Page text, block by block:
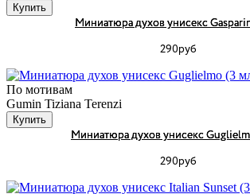
Купить
Миниатюра духов унисекс
290руб
По мотивам
Gumin Tiziana Terenzi
Купить
Миниатюра духов унисекс
290руб